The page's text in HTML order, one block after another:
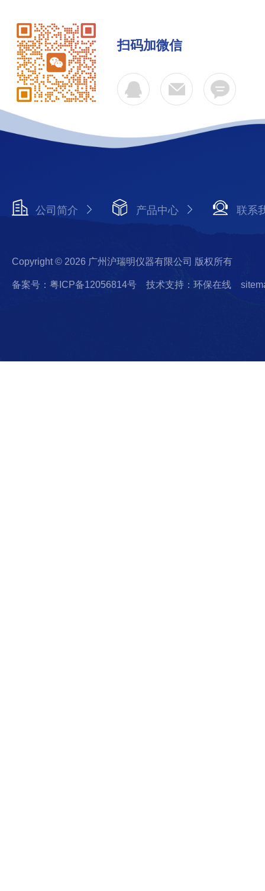
扫码加微信
公司简介 产品中心 联系
Copyright © 2026 广州沪瑞明仪器有限公司 版权所有
备案号：粤ICP备12056814号 技术支持：环保在线